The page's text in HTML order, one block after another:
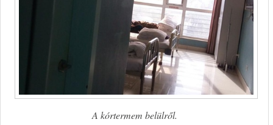
A kórtermem belülről.